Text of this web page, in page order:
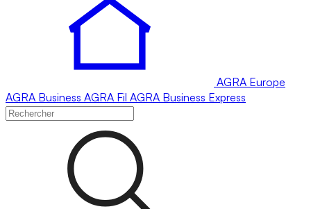
AGRA Europe
AGRA Business AGRA Fil AGRA Business Express